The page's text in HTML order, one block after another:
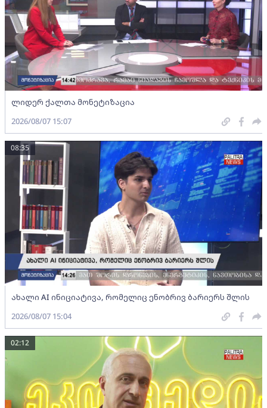
ლიდერ ქალთა მონეტიზაცია
2026/08/07 15:07
ახალი AI ინიციატივა, რომელიც ენობრივ ბარიერს შლის
08:35
2026/08/07 15:04
02:12